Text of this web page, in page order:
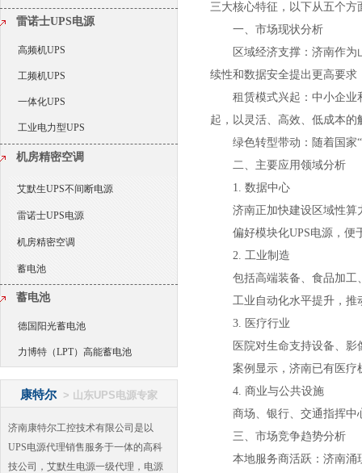
机房精密空调
高频机UPS
工频机UPS
一体化UPS
工业电力型UPS
雷诺士UPS电源
艾默生UPS不间断电源
雷诺士UPS电源
机房精密空调
蓄电池
蓄电池
德国阳光蓄电池
力博特（LPT）高能蓄电池
三大核心特征，以下从五个方
一、市场现状分析
区域经济支撑：济南作
续性和数据安全提出更高要求
租赁模式兴起：中小企业
起，以灵活、高效、低成本
绿色转型带动：随着国家
二、主要应用领域分析
1. 数据中心
济南正加快建设区域性算
偏好模块化UPS电源，便
2. 工业制造
包括高端装备、食品加工
工业自动化水平提升，推
3. 医疗行业
医院对生命支持设备、
案例显示，济南已有医疗
4. 商业与公共设施
商场、银行、交通指挥中
三、市场竞争趋势分析
本地服务商活跃：济南涌
康特尔 > 山东UPS电源专家
济南康特尔工控技术有限公司是以
UPS电源代理销售服务于一体的高科
技公司，艾默生电源一级代理，电源